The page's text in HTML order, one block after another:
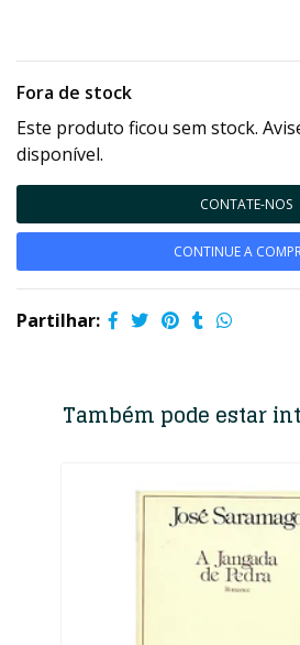
Fora de stock
Este produto ficou sem stock.
disponível.
CONTATE-NOS
CONTINUE A
Partilhar:
Também pode estar